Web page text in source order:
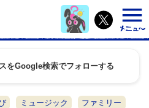
をGoogle検索でフォローする
ミュージック ファミリー